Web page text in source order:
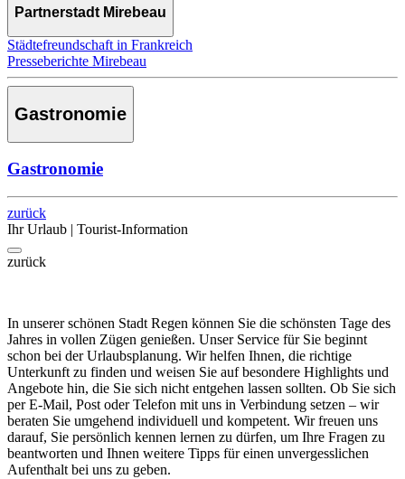
Partnerstadt Mirebeau
Städtefreundschaft in Frankreich
Presseberichte Mirebeau
Gastronomie
Gastronomie
zurück
Ihr Urlaub | Tourist-Information
zurück
In unserer schönen Stadt Regen können Sie die schönsten Tage des
Jahres in vollen Zügen genießen. Unser Service für Sie beginnt
schon bei der Urlaubsplanung. Wir helfen Ihnen, die richtige
Unterkunft zu finden und weisen Sie auf besondere Highlights und
Angebote hin, die Sie sich nicht entgehen lassen sollten. Ob Sie sich
per E-Mail, Post oder Telefon mit uns in Verbindung setzen – wir
beraten Sie umgehend individuell und kompetent. Wir freuen uns
darauf, Sie persönlich kennen lernen zu dürfen, um Ihre Fragen zu
beantworten und Ihnen weitere Tipps für einen unvergesslichen
Aufenthalt bei uns zu geben.